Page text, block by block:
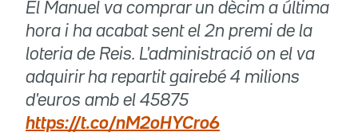
El Manuel va comprar un dècim a última
hora i ha acabat sent el 2n premi de la
loteria de Reis. L'administració on el va
adquirir ha repartit gairebé 4 milions
d'euros amb el 45875
https://t.co/nM2oHYCro6